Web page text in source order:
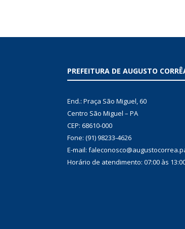
PREFEITURA DE AUGUSTO
End.: Praça São Miguel, 60
Centro São Miguel – PA
CEP: 68610-000
Fone: (91) 98233-4626
E-mail:
Horário de atendimento: 07:00 às